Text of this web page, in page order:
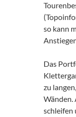
so kann
Das
zu
Wänden.
schleifen